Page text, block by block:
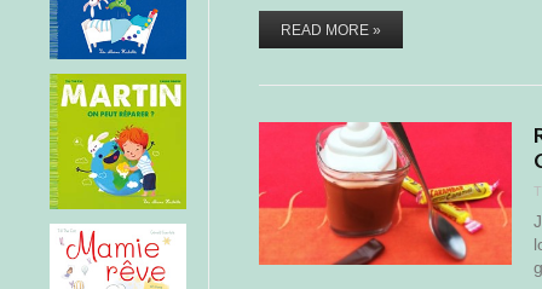
READ MORE »